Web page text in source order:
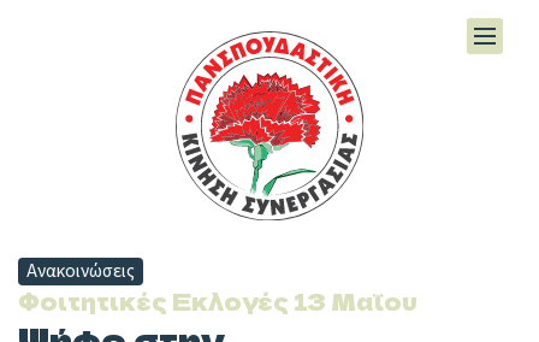
Ανακοινώσεις
Φοιτητικές Εκλογές 13 Μαΐου